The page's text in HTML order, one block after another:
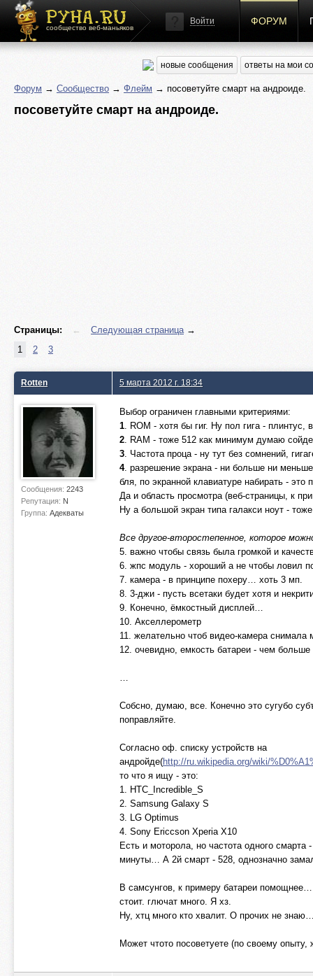
сообщество веб-маньяков
Войти ФОРУМ
новые сообщения ответы на мои
Форум → Сообщество → Флейм → посоветуйте смарт на андроиде.
посоветуйте смарт на андроиде.
Страницы: ← Следующая страница→
1
2 3
Rotten
Сообщения: 2243
Репутация: N
Группа: Адекваты
5 марта 2012 г. 18:34
Выбор ограничен главными критериями:
1. ROM - хотя бы гиг. Ну пол гига -
2. RAM - тоже 512 как минимум думаю
3. Частота проца - ну тут без сомнений,
4. разрешение экрана - ни больше ни
бля, по экранной клавиатуре набирать - это
Да и область просмотра (веб-страницы, к
Ну а большой экран типа галакси ноут -
Все другое-второстепенное, которое
5. важно чтобы связь была громкой и
6. жпс модуль - хороший а не чтобы ловил
7. камера - в принципе похеру… хоть 3 мп.
8. 3-джи - пусть всетаки будет хотя и
9. Конечно, ёмкостный дисплей…
10. Акселлерометр
11. желательно чтоб видео-камера
12. очевидно, емкость батареи - чем
…
Собсно, думаю, все. Конечно это сугубо
поправляйте.
Согласно оф. списку устройств на
андройде(http://ru.wikipedia.org/wiki/
то что я ищу - это:
1. HTC_Incredible_S
2. Samsung Galaxy S
3. LG Optimus
4. Sony Ericcson Xperia X10
Есть и моторола, но частота одного
минуты… А 2й смарт - 528, однозначно
В самсунгов, к примеру батареи
стоит. глючат много. Я хз.
Ну, хтц много кто хвалит. О прочих не
Может чтото посоветуете (по своему